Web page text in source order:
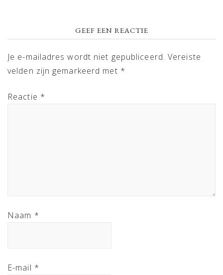
GEEF EEN REACTIE
Je e-mailadres wordt niet gepubliceerd. Vereiste
velden zijn gemarkeerd met *
Reactie *
Naam *
E-mail *